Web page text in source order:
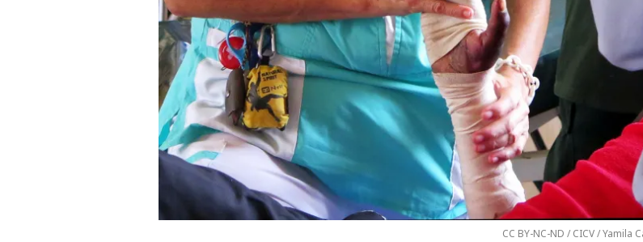
CC BY-NC-ND / CICV / Yamila